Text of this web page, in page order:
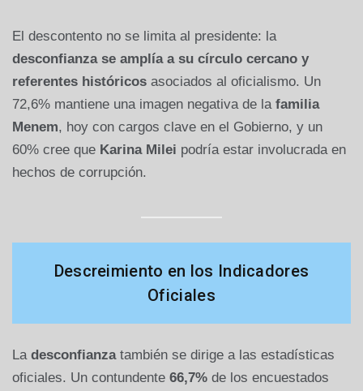
El descontento no se limita al presidente: la
desconfianza se amplía a su círculo cercano y
referentes históricos asociados al oficialismo. Un
72,6% mantiene una imagen negativa de la familia
Menem, hoy con cargos clave en el Gobierno, y un
60% cree que Karina Milei podría estar involucrada en
hechos de corrupción.
Descreimiento en los Indicadores
Oficiales
La desconfianzatambién se dirige a las estadísticas
oficiales. Un contundente 66,7% de los encuestados